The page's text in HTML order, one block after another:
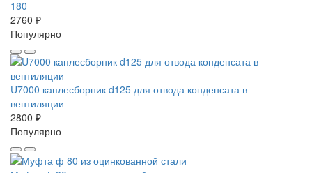
180
2760 ₽
Популярно
U7000 каплесборник d125 для отвода конденсата в
вентиляции
2800 ₽
Популярно